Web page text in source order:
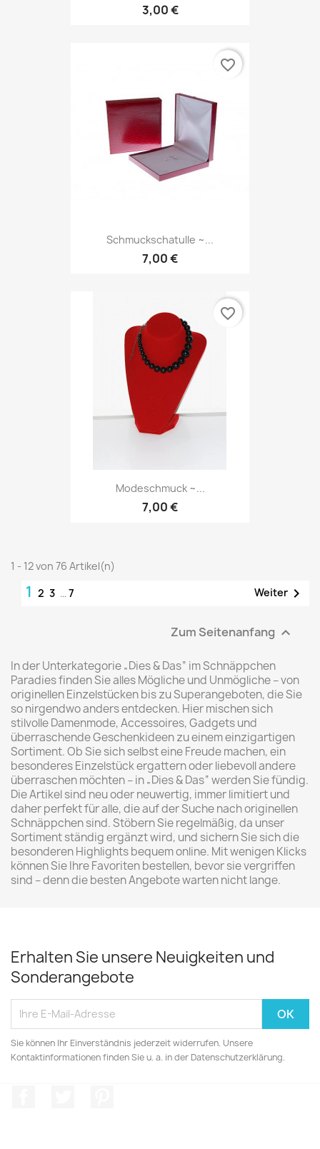
3,00 €
Schmuckschatulle ~...
7,00 €
favorite_border
Modeschmuck ~...
7,00 €
favorite_border
1 - 12 von 76 Artikel(n)
1 2 3 … 7 Weiter 
Zum Seitenanfang 
In der Unterkategorie „Dies & Das“ im Schnäppchen
Paradies finden Sie alles Mögliche und Unmögliche – von
originellen Einzelstücken bis zu Superangeboten, die Sie
so nirgendwo anders entdecken. Hier mischen sich
stilvolle Damenmode, Accessoires, Gadgets und
überraschende Geschenkideen zu einem einzigartigen
Sortiment. Ob Sie sich selbst eine Freude machen, ein
besonderes Einzelstück ergattern oder liebevoll andere
überraschen möchten – in „Dies & Das“ werden Sie fündig.
Die Artikel sind neu oder neuwertig, immer limitiert und
daher perfekt für alle, die auf der Suche nach originellen
Schnäppchen sind. Stöbern Sie regelmäßig, da unser
Sortiment ständig ergänzt wird, und sichern Sie sich die
besonderen Highlights bequem online. Mit wenigen Klicks
können Sie Ihre Favoriten bestellen, bevor sie vergriffen
sind – denn die besten Angebote warten nicht lange.
Erhalten Sie unsere Neuigkeiten und
Sonderangebote
Sie können Ihr Einverständnis jederzeit widerrufen. Unsere
Kontaktinformationen finden Sie u. a. in der Datenschutzerklärung.